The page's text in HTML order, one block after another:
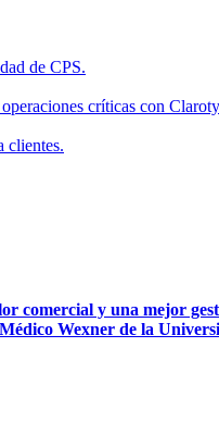
de CPS.
críticas con
clientes.
comercial y una mejor
Wexner de la